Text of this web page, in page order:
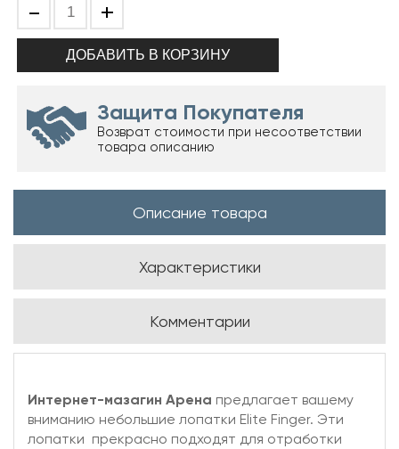
- +
Защита Покупателя
Возврат стоимости при несоответствии
товара описанию
Описание товара
Характеристики
Комментарии
Интернет-мазагин Арена предлагает вашему
вниманию небольшие лопатки Elite Finger. Эти
лопатки прекрасно подходят для отработки